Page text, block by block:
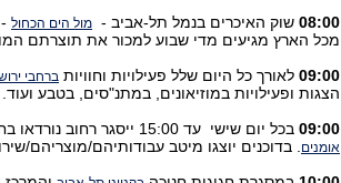
08:00 שוק האיכרים בנמל תל-אביב - מול הים הכחול
מכל הארץ מגיעים מדי שבוע למכור את תוצרתם
09:00 לאורך כל היום שלל פעילויות וחוויות ברחבי
הצגות ופעילויות במוזיאונים, במתנ"סים, בטבע ועוד.
09:00 בכל יום שישי עד 15:00 ייסגר רחוב נורדאו בחיפה לתנועת רכבים ויתקיים בו
אומנים
. בדוכנים יוצגו מיטב עבודותיהם/מוצריהם/